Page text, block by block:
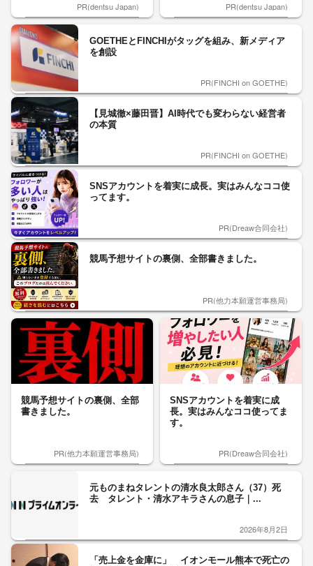
PR(dentsu Japan) PR(dentsu Japan)
GOETHEとFINCHIがタッグを組み、新メディア
を創設
PR(FINCHI on GOETHE)
【見城徹×藤田晋】AI時代でも変わらない経営者
の本質
PR(FINCHI on GOETHE)
SNSアカウントを着実に成長。実はみんなココ使
ってます。
PR(Dreaw合同会社)
競馬予想サイトの裏側、全部書きました。
PR(他力本願運営事務局)
競馬予想サイトの裏側、全部
書きました。
PR(他力本願運営事務局)
SNSアカウントを着実に成
長。実はみんなココ使ってま
す。
PR(Dreaw合同会社)
元ものまねタレントの清水良太郎さん（37）死
去 タレント・清水アキラさんの息子｜...
2026年8月2日
「売上金を金庫に」 イオンモール熊本で死亡の